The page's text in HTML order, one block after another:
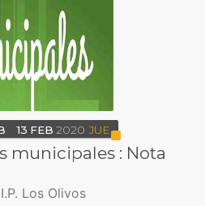
13 FEB 2020 JUE
municipales : Nota
Los Olivos